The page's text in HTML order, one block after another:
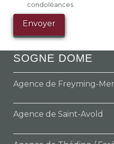
condoléances.
SOGNE DOME
Agence de Freyming-
Agence de Saint-Avold